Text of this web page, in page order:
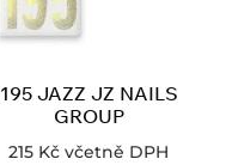
195 JAZZ JZ NAILS
GROUP
215 Kč včetně DPH